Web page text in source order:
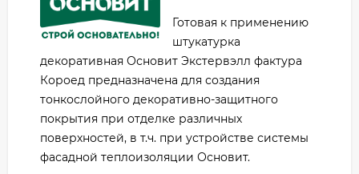
Готовая к применению
штукатурка
декоративная Основит Экстервэлл фактура
Короед предназначена для создания
тонкослойного декоративно-защитного
покрытия при отделке различных
поверхностей, в т.ч. при устройстве системы
фасадной теплоизоляции Основит.